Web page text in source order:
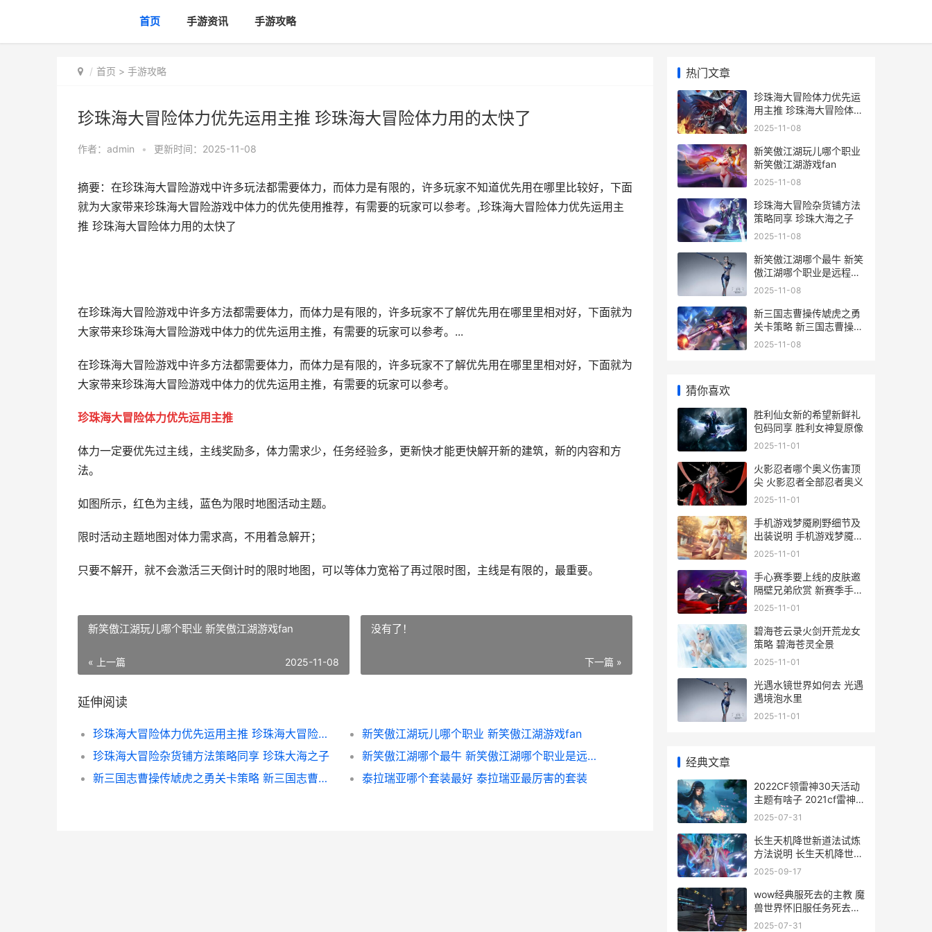
首页 手游资讯 手游攻略
首页 > 手游攻略
珍珠海大冒险体力优先运用主推 珍珠海大冒险体力用的太快了
作者： admin • 更新时间：2025-11-08
摘要：在珍珠海大冒险游戏中许多玩法都需要体力，而体力是有限的，许多玩家不知道优先用在哪里比较好，下面
就为大家带来珍珠海大冒险游戏中体力的优先使用推荐，有需要的玩家可以参考。,珍珠海大冒险体力优先运用主
推 珍珠海大冒险体力用的太快了
在珍珠海大冒险游戏中许多方法都需要体力，而体力是有限的，许多玩家不了解优先用在哪里里相对好，下面就为
大家带来珍珠海大冒险游戏中体力的优先运用主推，有需要的玩家可以参考。...
在珍珠海大冒险游戏中许多方法都需要体力，而体力是有限的，许多玩家不了解优先用在哪里里相对好，下面就为
大家带来珍珠海大冒险游戏中体力的优先运用主推，有需要的玩家可以参考。
珍珠海大冒险体力优先运用主推
体力一定要优先过主线，主线奖励多，体力需求少，任务经验多，更新快才能更快解开新的建筑，新的内容和方
法。
如图所示，红色为主线，蓝色为限时地图活动主题。
限时活动主题地图对体力需求高，不用着急解开；
只要不解开，就不会激活三天倒计时的限时地图，可以等体力宽裕了再过限时图，主线是有限的，最重要。
新笑傲江湖玩儿哪个职业 新笑傲江湖游戏fan
« 上一篇 2025-11-08
没有了！
下一篇 »
延伸阅读
珍珠海大冒险体力优先运用主推 珍珠海大冒险体力用的太快了
新笑傲江湖玩儿哪个职业 新笑傲江湖游戏fan
珍珠海大冒险杂货铺方法策略同享 珍珠大海之子
新笑傲江湖哪个最牛 新笑傲江湖哪个职业是远程输出
新三国志曹操传虓虎之勇关卡策略 新三国志曹操传军营演武7
泰拉瑞亚哪个套装最好 泰拉瑞亚最厉害的套装
热门文章
珍珠海大冒险体力优先运
用主推 珍珠海大冒险体力
用的太快了
2025-11-08
新笑傲江湖玩儿哪个职业
新笑傲江湖游戏fan
2025-11-08
珍珠海大冒险杂货铺方法
策略同享 珍珠大海之子
2025-11-08
新笑傲江湖哪个最牛 新笑
傲江湖哪个职业是远程输
出
2025-11-08
新三国志曹操传虓虎之勇
关卡策略 新三国志曹操传
军营演武7
2025-11-08
猜你喜欢
胜利仙女新的希望新鲜礼
包码同享 胜利女神复原像
2025-11-01
火影忍者哪个奥义伤害顶
尖 火影忍者全部忍者奥义
2025-11-01
手机游戏梦魇刷野细节及
出装说明 手机游戏梦魇刷
金币教程
2025-11-01
手心赛季要上线的皮肤邀
隔壁兄弟欣赏 新赛季手册
值得买吗
2025-11-01
碧海苍云录火剑开荒龙女
策略 碧海苍灵全景
2025-11-01
光遇水镜世界如何去 光遇
遇境泡水里
2025-11-01
经典文章
2022CF领雷神30天活动
主题有啥子 2021cf雷神
皮肤排行
2025-07-31
长生天机降世新道法试炼
方法说明 长生天机降世新
手攻略
2025-09-17
wow经典服死去的主教 魔
兽世界怀旧服任务死去的
主教
2025-07-31